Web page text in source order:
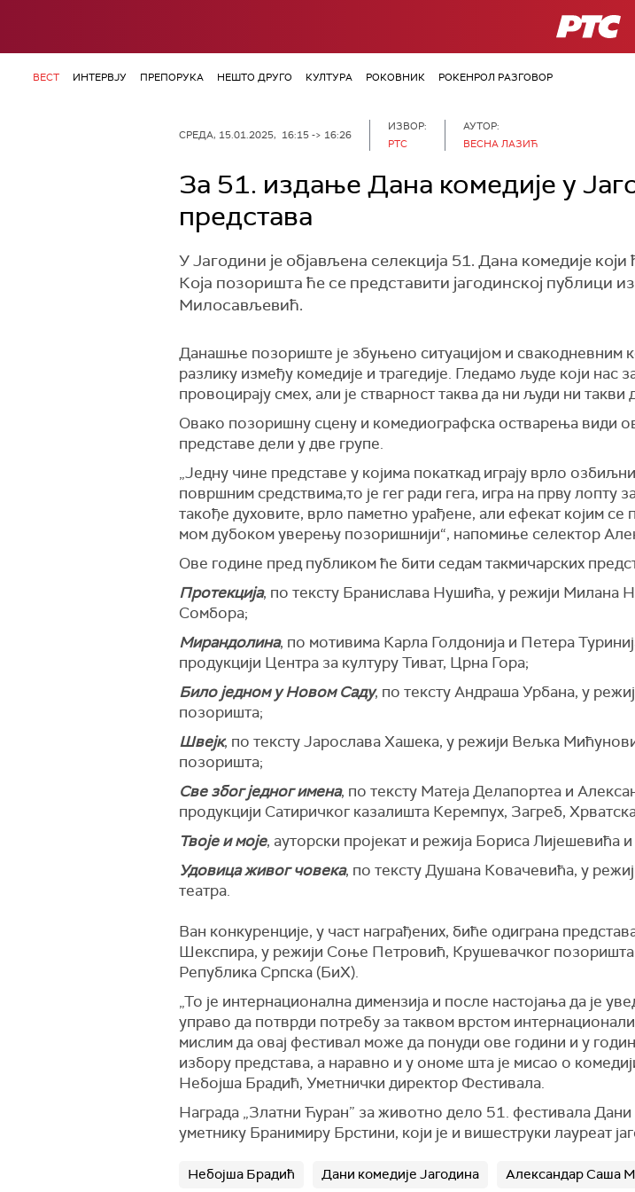
РТС
ВЕСТ ИНТЕРВЈУ ПРЕПОРУКА НЕШТО ДРУГО КУЛТУРА РОКОВНИК РОКЕНРОЛ РАЗГОВОР
СРЕДА, 15.01.2025, 16:15 -> 16:26
ИЗВОР:
РТС
АУТОР:
ВЕСНА ЛАЗИЋ
За 51. издање Дана комедије у
представа
У Јагодини је објављена селекција 51. Дана комедије
Која позоришта ће се представити јагодинској публици
Милосављевић.
Данашње позориште је збуњено ситуацијом и свакодневним
разлику између комедије и трагедије. Гледамо људе који нас
провоцирају смех, али је стварност таква да ни људи ни
Овако позоришну сцену и комедиографска остварења види
представе дели у две групе.
„Једну чине представе у којима покаткад играју врло
површним средствима,то је гег ради гега, игра на прву лопту
такође духовите, врло паметно урађене, али ефекат којим
мом дубоком уверењу позоришнији“, напомиње селектор
Ове године пред публиком ће бити седам такмичарских
Протекција, по тексту Бранислава Нушића, у режији Милана
Сомбора;
Мирандолина, по мотивима Карла Голдонија и Петера
продукцији Центра за културу Тиват, Црна Гора;
Било једном у Новом Саду, по тексту Андраша Урбана, у
позоришта;
Швејк, по тексту Јарослава Хашека, у режији Вељка
позоришта;
Све због једног имена, по тексту Матеја Делапортеа и
продукцији Сатиричког казалишта Керемпух, Загреб,
Твоје и моје, ауторски пројекат и режија Бориса Лијешевића
Удовица живог човека, по тексту Душана Ковачевића, у
театра.
Ван конкуренције, у част награђених, биће одиграна
Шекспира, у режији Соње Петровић, Крушевачког
Република Српска (БиХ).
„То је интернационална димензија и после настојања да је
управо да потврди потребу за таквом врстом
мислим да овај фестивал може да понуди ове години и у
избору представа, а наравно и у ономе шта је мисао о
Небојша Брадић, Уметнички директор Фестивала.
Награда „Златни Ћуран” за животно дело 51. фестивала
уметнику Бранимиру Брстини, који је и вишеструки лауреат
Небојша Брадић Дани комедије Јагодина Александар Саша